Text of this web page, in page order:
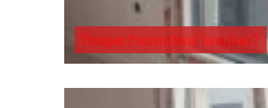
Pimapen Pencere Nasıl Temizlenir?